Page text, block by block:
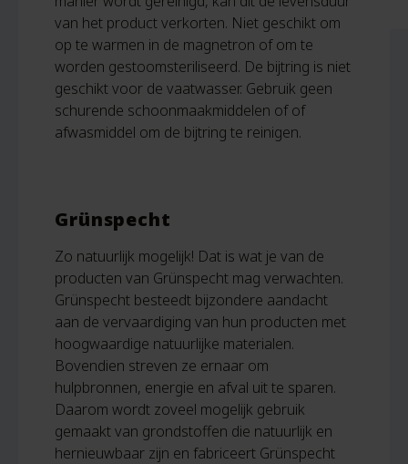
van het product verkorten. Niet geschikt om
op te warmen in de magnetron of om te
worden gestoomsteriliseerd. De bijtring is niet
geschikt voor de vaatwasser. Gebruik geen
schurende schoonmaakmiddelen of of
afwasmiddel om de bijtring te reinigen.
Grünspecht
Zo natuurlijk mogelijk! Dat is wat je van de
producten van Grünspecht mag verwachten.
Grünspecht besteedt bijzondere aandacht
aan de vervaardiging van hun producten met
hoogwaardige natuurlijke materialen.
Bovendien streven ze ernaar om
hulpbronnen, energie en afval uit te sparen.
Daarom wordt zoveel mogelijk gebruik
gemaakt van grondstoffen die natuurlijk en
hernieuwbaar zijn en fabriceert Grünspecht